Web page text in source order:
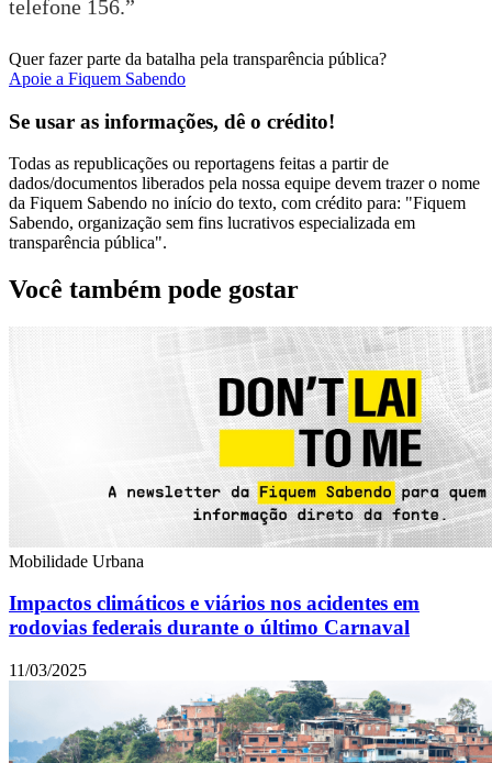
telefone 156.”
Quer fazer parte da batalha pela transparência pública?
Apoie a Fiquem Sabendo
Se usar as informações, dê o crédito!
Todas as republicações ou reportagens feitas a partir de
dados/documentos liberados pela nossa equipe devem trazer o nome
da Fiquem Sabendo no início do texto, com crédito para: "Fiquem
Sabendo, organização sem fins lucrativos especializada em
transparência pública".
Você também pode gostar
Mobilidade Urbana
Impactos climáticos e viários nos acidentes em
rodovias federais durante o último Carnaval
11/03/2025